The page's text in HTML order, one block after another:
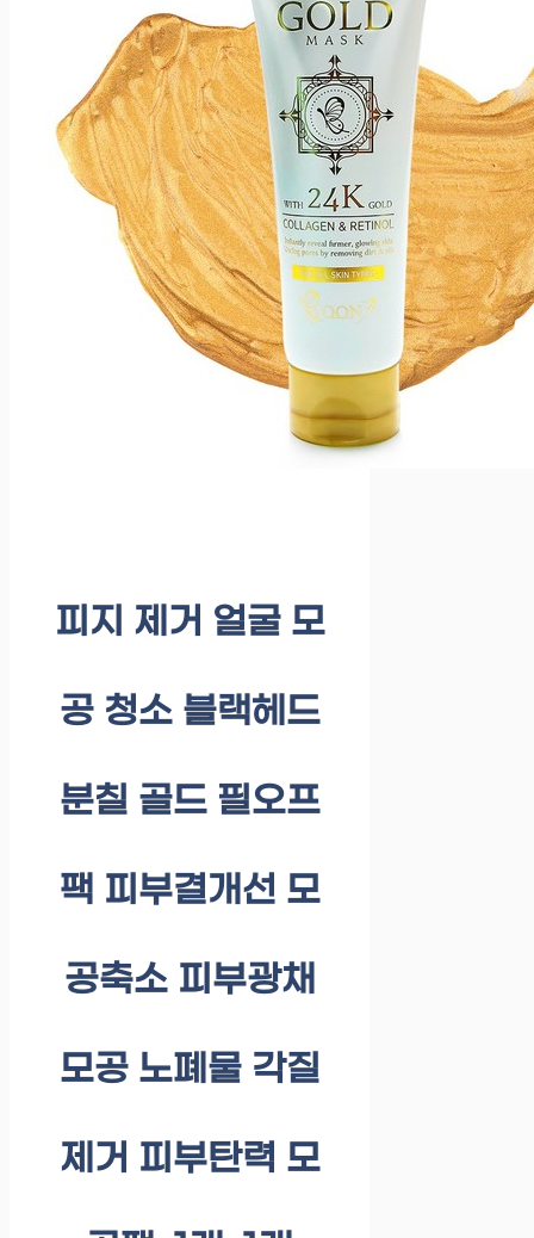
피지 제거 얼굴 모
공 청소 블랙헤드
분칠 골드 필오프
팩 피부결개선 모
공축소 피부광채
모공 노폐물 각질
제거 피부탄력 모